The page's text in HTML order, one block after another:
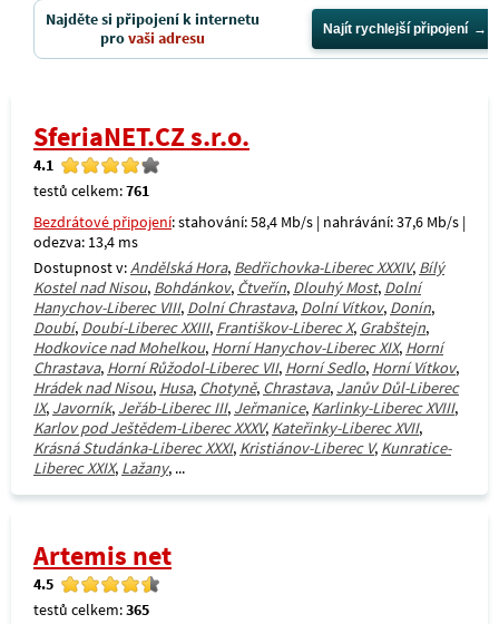
Najděte si připojení k internetu
provaši adresu Najít rychlejší připojení
SferiaNET.CZ s.r.o.
4.1
testů celkem:761
Bezdrátové připojení: stahování: 58,4 Mb/s | nahrávání: 37,6 Mb/s |
odezva: 13,4 ms
Dostupnost v:Andělská Hora, Bedřichovka-Liberec XXXIV, Bílý
Kostel nad Nisou, Bohdánkov, Čtveřín, Dlouhý Most, Dolní
Hanychov-Liberec VIII, Dolní Chrastava, Dolní Vítkov, Donín,
Doubí, Doubí-Liberec XXIII, Františkov-Liberec X, Grabštejn,
Hodkovice nad Mohelkou, Horní Hanychov-Liberec XIX, Horní
Chrastava, Horní Růžodol-Liberec VII, Horní Sedlo, Horní Vítkov,
Hrádek nad Nisou, Husa, Chotyně, Chrastava, Janův Důl-Liberec
IX, Javorník, Jeřáb-Liberec III, Jeřmanice, Karlinky-Liberec XVIII,
Karlov pod Ještědem-Liberec XXXV, Kateřinky-Liberec XVII,
Krásná Studánka-Liberec XXXI, Kristiánov-Liberec V, Kunratice-
Liberec XXIX, Lažany, ...
Artemis net
4.5
testů celkem:365